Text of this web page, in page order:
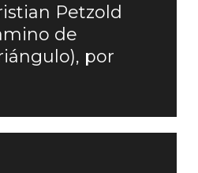
Petzold
de
por